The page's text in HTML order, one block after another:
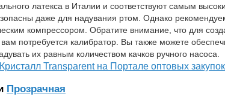
латекса в Италии и соответствуют самым
даже для надувания ртом. Однако
компрессором. Обратите внимание, что для
потребуется калибратор. Вы также можете
их равным количеством качков ручного насоса.
Transparent на Портале оптовых закупок
Прозрачная